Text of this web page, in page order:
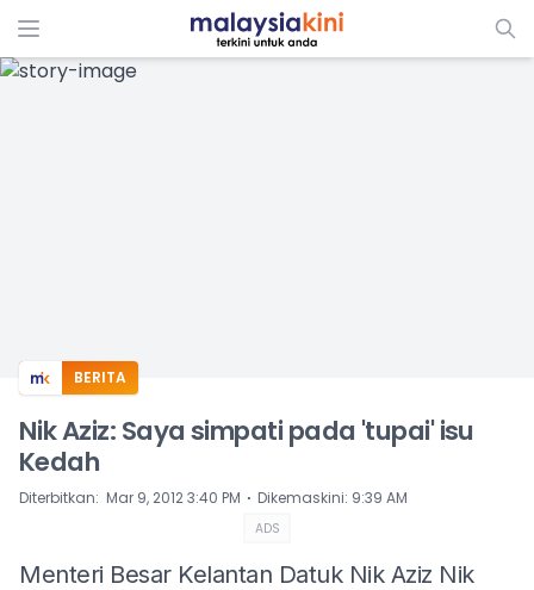
ADS
BERITA
Nik Aziz: Saya simpati pada 'tupai' isu
Kedah
Diterbitkan: Mar 9, 2012 3:40 PM ⋅ Dikemaskini: 9:39 AM
ADS
Menteri Besar Kelantan Datuk Nik Aziz Nik